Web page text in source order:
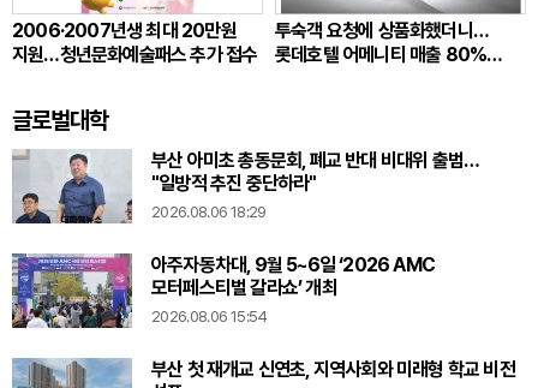
2006·2007년생 최대 20만원
지원…청년문화예술패스 추가 접수
투숙객 요청에 상품화했더니…
롯데호텔 어메니티 매출 80%
글로벌대학
부산 아미초 총동문회, 폐교 반대 비대위 출범…
"일방적 추진 중단하라"
2026.08.06 18:29
아주자동차대, 9월 5~6일 ‘2026 AMC
모터페스티벌 갈라쇼’ 개최
2026.08.06 15:54
부산 첫 재개교 신연초, 지역사회와 미래형 학교 비전